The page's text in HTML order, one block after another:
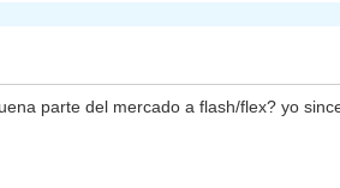
parte del mercado a flash/flex? yo